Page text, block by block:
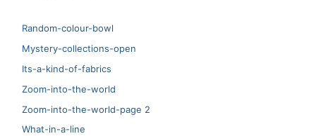
Random-colour-bowl
Mystery-collections-open
Its-a-kind-of-fabrics
Zoom-into-the-world
Zoom-into-the-world-page 2
What-in-a-line